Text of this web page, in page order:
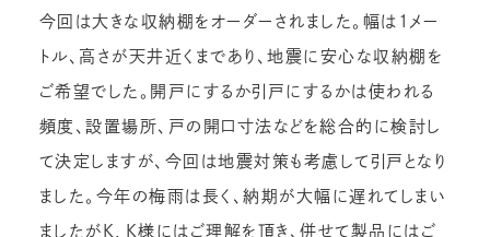
今回は大きな収納棚をオーダーされました。幅は1メー
トル、高さが天井近くまであり、地震に安心な収納棚を
ご希望でした。開戸にするか引戸にするかは使われる
頻度、設置場所、戸の開口寸法などを総合的に検討し
て決定しますが、今回は地震対策も考慮して引戸となり
ました。今年の梅雨は長く、納期が大幅に遅れてしまい
ましたがK．K様にはご理解を頂き、併せて製品にはご